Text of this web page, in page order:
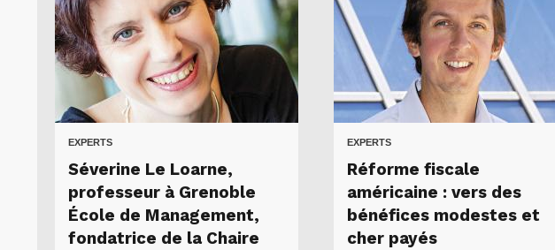
EXPERTS
Séverine Le Loarne,
professeur à Grenoble
École de Management,
fondatrice de la Chaire
EXPERTS
Réforme fiscale
américaine : vers des
bénéfices modestes et
cher payés